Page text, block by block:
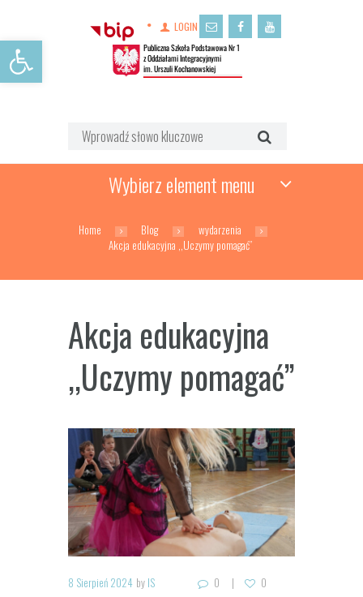
Open toolbar
LOGIN
Wybierz element menu
Home Blog
wydarzenia
Akcja edukacyjna ,,Uczymy pomagać”
Akcja edukacyjna
,,Uczymy pomagać”
8 Sierpień 2024 by IS 0 0